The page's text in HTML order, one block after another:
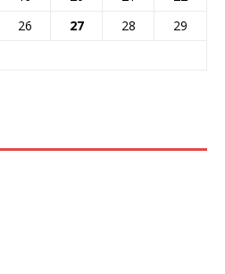
26 27 28
29